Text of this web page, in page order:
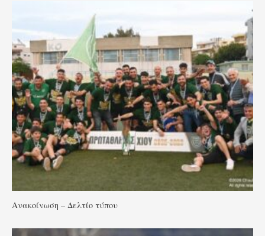
Ανακοίνωση – Δελτίο τύπου